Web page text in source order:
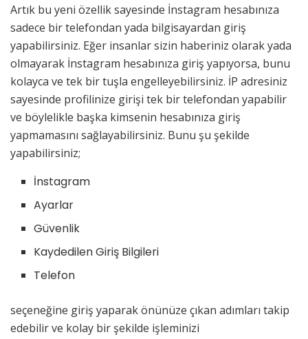
Artık bu yeni özellik sayesinde İnstagram hesabınıza
sadece bir telefondan yada bilgisayardan giriş
yapabilirsiniz. Eğer insanlar sizin haberiniz olarak yada
olmayarak İnstagram hesabınıza giriş yapıyorsa, bunu
kolayca ve tek bir tuşla engelleyebilirsiniz. İP adresiniz
sayesinde profilinize girişi tek bir telefondan yapabilir
ve böylelikle başka kimsenin hesabınıza giriş
yapmamasını sağlayabilirsiniz. Bunu şu şekilde
yapabilirsiniz;
İnstagram
Ayarlar
Güvenlik
Kaydedilen Giriş Bilgileri
Telefon
seçeneğine giriş yaparak önünüze çıkan adımları takip
edebilir ve kolay bir şekilde işleminizi